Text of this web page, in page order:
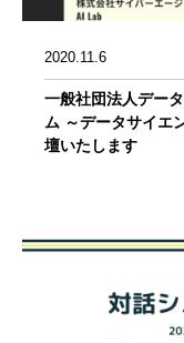
2020.11.6
一般社団法人デー
ム ～データサイエ
壇いたします